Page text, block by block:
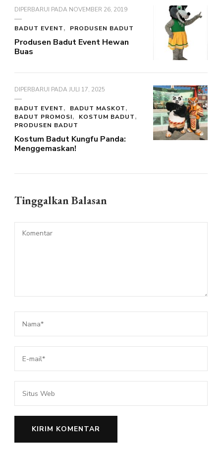
DIPERBARUI PADA NOVEMBER 26, 2019
BADUT EVENT PRODUSEN BADUT
Produsen Badut Event Hewan
Buas
DIPERBARUI PADAJULI 17, 2025
BADUT EVENT
BADUT MASKOT
BADUT PROMOSI
KOSTUM BADUT
PRODUSEN BADUT
Kostum Badut Kungfu Panda:
Menggemaskan!
Tinggalkan Balasan